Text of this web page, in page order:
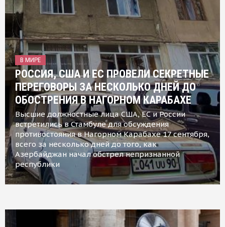
В МИРЕ
РОССИЯ, США И ЕС ПРОВЕЛИ СЕКРЕТНЫЕ
ПЕРЕГОВОРЫ ЗА НЕСКОЛЬКО ДНЕЙ ДО
ОБОСТРЕНИЯ В НАГОРНОМ КАРАБАХЕ
Высшие должностные лица США, ЕС и России
встретились в Стамбуле для обсуждения
противостояния в Нагорном Карабахе 17 сентября,
всего за несколько дней до того, как
Азербайджан начал обстрел непризнанной
республики